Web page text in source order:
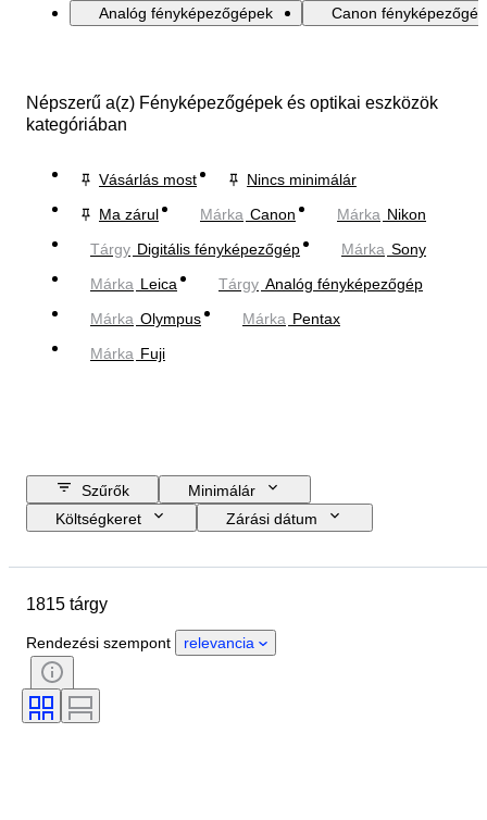
Analóg fényképezőgépek Canon
Népszerű a(z) Fényképezőgépek és optikai eszközök
kategóriában
Vásárlás most
Nincs minimálár
Ma zárul
Márka Canon Márka Nikon
Tárgy Digitális fényképezőgép Márka Sony
Márka Leica Tárgy Analóg fényképezőgép
Márka Olympus Márka Pentax
Márka Fuji
Szűrők
Minimálár
Költségkeret
Zárási dátum
Állapot
Technika
Nyelv
Szín
Mikroszkóp típusa
Távcső típusa
1815 tárgy
Rendezési szempont relevancia